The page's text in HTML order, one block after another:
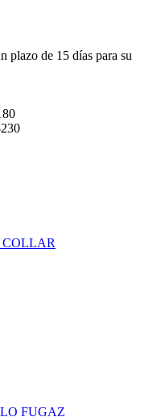
plazo de 15 días para su